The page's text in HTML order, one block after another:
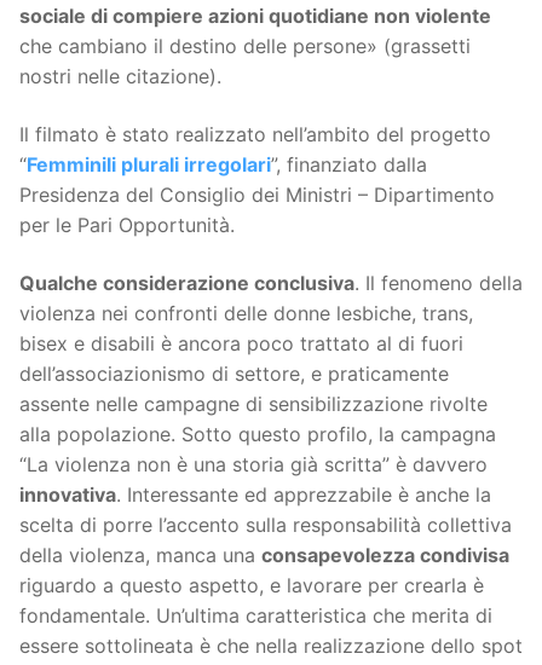
sociale di compiere azioni quotidiane non violente
che cambiano il destino delle persone» (grassetti
nostri nelle citazione).
Il filmato è stato realizzato nell’ambito del progetto
“Femminili plurali irregolari”, finanziato dalla
Presidenza del Consiglio dei Ministri – Dipartimento
per le Pari Opportunità.
Qualche considerazione conclusiva. Il fenomeno della
violenza nei confronti delle donne lesbiche, trans,
bisex e disabili è ancora poco trattato al di fuori
dell’associazionismo di settore, e praticamente
assente nelle campagne di sensibilizzazione rivolte
alla popolazione. Sotto questo profilo, la campagna
“La violenza non è una storia già scritta” è davvero
innovativa. Interessante ed apprezzabile è anche la
scelta di porre l’accento sulla responsabilità collettiva
della violenza, manca una consapevolezza condivisa
riguardo a questo aspetto, e lavorare per crearla è
fondamentale. Un’ultima caratteristica che merita di
essere sottolineata è che nella realizzazione dello spot